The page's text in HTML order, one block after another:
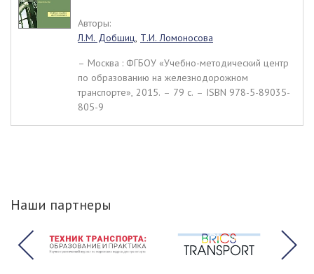
Авторы:
Л.М. Добшиц, Т.И. Ломоносова
– Москва : ФГБОУ «Учебно-методический центр
по образованию на железнодорожном
транспорте», 2015. – 79 c. – ISBN 978-5-89035-
805-9
Наши партнеры